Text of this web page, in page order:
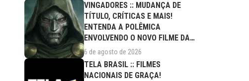
VINGADORES :: MUDANÇA DE
TÍTULO, CRÍTICAS E MAIS!
ENTENDA A POLÊMICA
ENVOLVENDO O NOVO FILME DA
MARVEL
6 de agosto de 2026
TELA BRASIL :: FILMES
NACIONAIS DE GRAÇA!